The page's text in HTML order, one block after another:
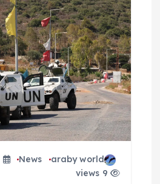
م
ق
ت
araby world
News
9 views